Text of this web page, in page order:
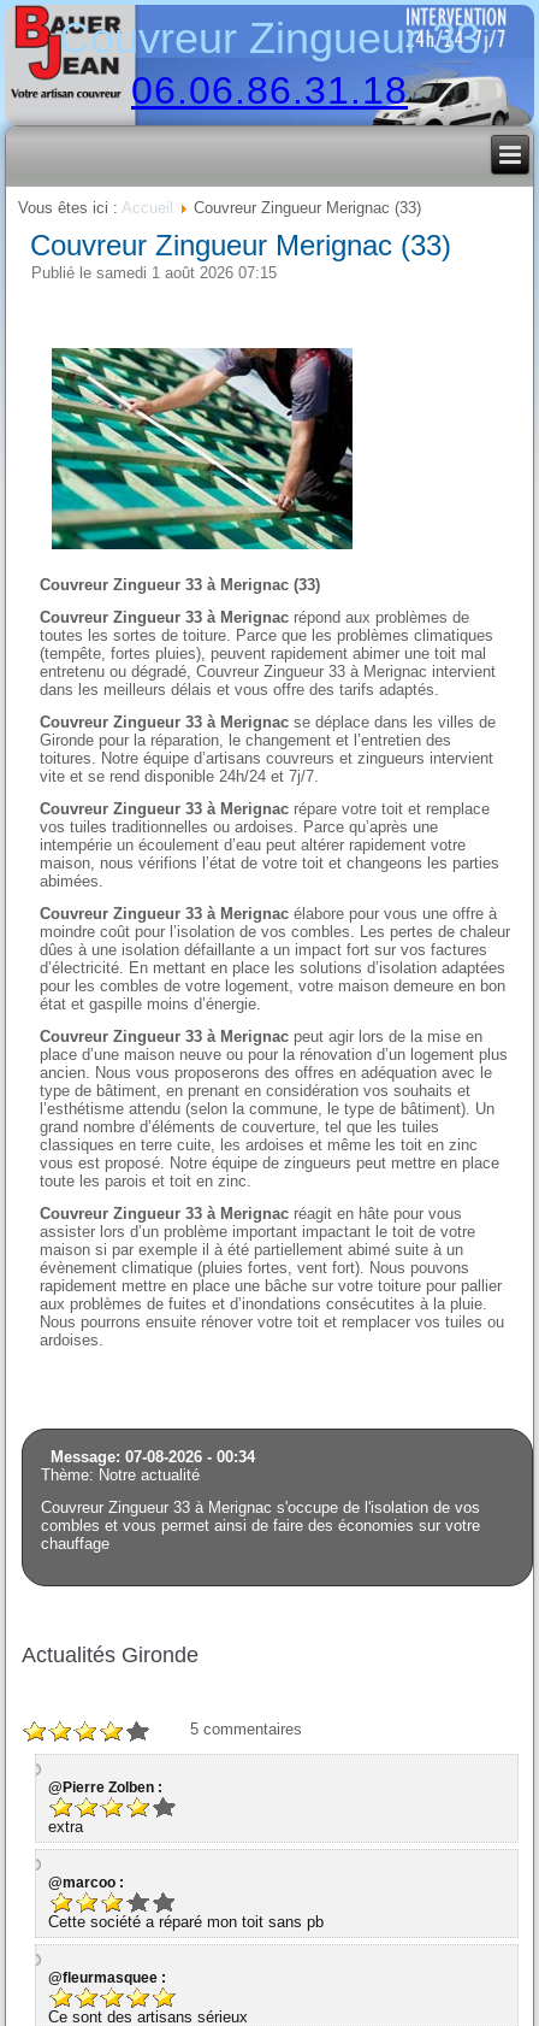
Couvreur Zingueur 33
06.06.86.31.18
Vous êtes ici :Accueil Couvreur Zingueur Merignac (33)
Couvreur Zingueur Merignac (33)
Publié le samedi 1 août 2026 07:15
Couvreur Zingueur 33 à Merignac (33)
Couvreur Zingueur 33 à Merignac répond aux problèmes de
toutes les sortes de toiture. Parce que les problèmes climatiques
(tempête, fortes pluies), peuvent rapidement abimer une toit mal
entretenu ou dégradé, Couvreur Zingueur 33 à Merignac intervient
dans les meilleurs délais et vous offre des tarifs adaptés.
Couvreur Zingueur 33 à Merignacse déplace dans les villes de
Gironde pour la réparation, le changement et l’entretien des
toitures. Notre équipe d’artisans couvreurs et zingueurs intervient
vite et se rend disponible 24h/24 et 7j/7.
Couvreur Zingueur 33 à Merignac répare votre toit et remplace
vos tuiles traditionnelles ou ardoises. Parce qu’après une
intempérie un écoulement d’eau peut altérer rapidement votre
maison, nous vérifions l’état de votre toit et changeons les parties
abimées.
Couvreur Zingueur 33 à Merignacélabore pour vous une offre à
moindre coût pour l’isolation de vos combles. Les pertes de chaleur
dûes à une isolation défaillante a un impact fort sur vos factures
d’électricité. En mettant en place les solutions d’isolation adaptées
pour les combles de votre logement, votre maison demeure en bon
état et gaspille moins d’énergie.
Couvreur Zingueur 33 à Merignac peut agir lors de la mise en
place d’une maison neuve ou pour la rénovation d’un logement plus
ancien. Nous vous proposerons des offres en adéquation avec le
type de bâtiment, en prenant en considération vos souhaits et
l’esthétisme attendu (selon la commune, le type de bâtiment). Un
grand nombre d’éléments de couverture, tel que les tuiles
classiques en terre cuite, les ardoises et même les toit en zinc
vous est proposé. Notre équipe de zingueurs peut mettre en place
toute les parois et toit en zinc.
Couvreur Zingueur 33 à Merignac réagit en hâte pour vous
assister lors d’un problème important impactant le toit de votre
maison si par exemple il à été partiellement abimé suite à un
évènement climatique (pluies fortes, vent fort). Nous pouvons
rapidement mettre en place une bâche sur votre toiture pour pallier
aux problèmes de fuites et d’inondations consécutites à la pluie.
Nous pourrons ensuite rénover votre toit et remplacer vos tuiles ou
ardoises.
Message: 07-08-2026 - 00:34
Thème: Notre actualité
Couvreur Zingueur 33 à Merignac s'occupe de l'isolation de vos
combles et vous permet ainsi de faire des économies sur votre
chauffage
Actualités Gironde
5 commentaires
@Pierre Zolben :
extra
@marcoo :
Cette société a réparé mon toit sans pb
@fleurmasquee :
Ce sont des artisans sérieux